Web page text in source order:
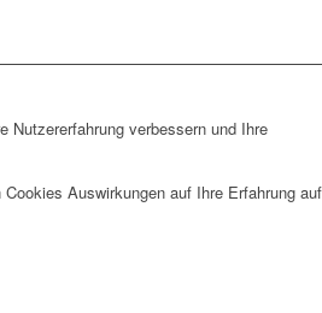
Nutzererfahrung verbessern und Ihre
Auswirkungen auf Ihre Erfahrung auf